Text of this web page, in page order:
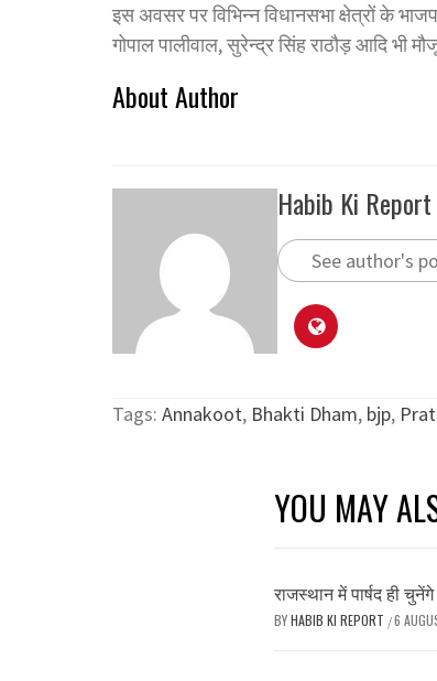
इस अवसर पर विभिन्न विधानसभा क्षेत्रों के
गोपाल पालीवाल, सुरेन्द्र सिंह राठौड़ आदि भी
About Author
Habib Ki Report
See author's
Tags: Annakoot, Bhakti Dham, bjp,
YOU MAY
राजस्थान में पार्षद ही
BYHABIB KI REPORT /6